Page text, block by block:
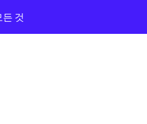
것
탐방기
앰버서더 체험기